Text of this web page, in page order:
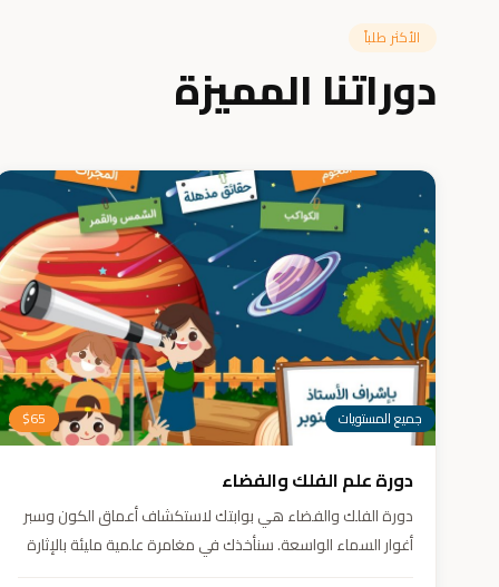
الأكثر طلباً
دوراتنا المميزة
جميع المستويات $65
دورة علم الفلك والفضاء
دورة الفلك والفضاء هي بوابتك لاستكشاف أعماق الكون وسبر
أغوار السماء الواسعة. سنأخذك في مغامرة علمية مليئة بالإثارة